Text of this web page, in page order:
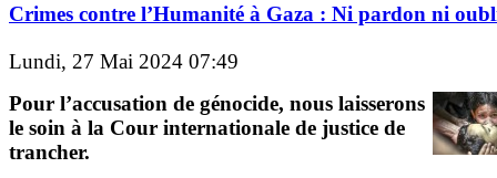
Crimes contre l’Humanité à Gaza : Ni pardon ni
Lundi, 27 Mai 2024 07:49
Pour l’accusation de génocide, nous laisserons
le soin à la Cour internationale de justice de
trancher.